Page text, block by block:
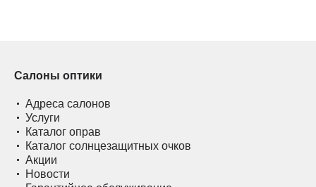
Салоны оптики
Адреса салонов
Услуги
Каталог оправ
Каталог солнцезащитных очков
Акции
Новости